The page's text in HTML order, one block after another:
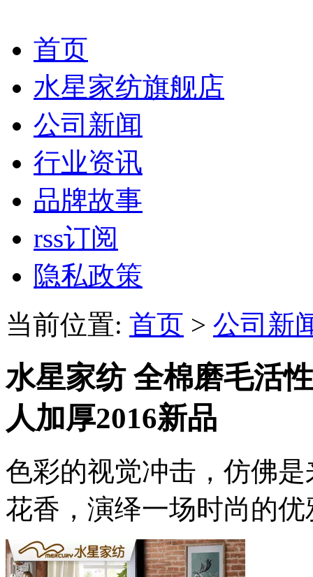
首页
水星家纺旗舰店
公司新闻
行业资讯
品牌故事
rss订阅
隐私政策
当前位置: 首页 > 公司新
水星家纺 全棉磨毛活
人加厚2016新品
色彩的视觉冲击，仿佛
花香，演绎一场时尚的